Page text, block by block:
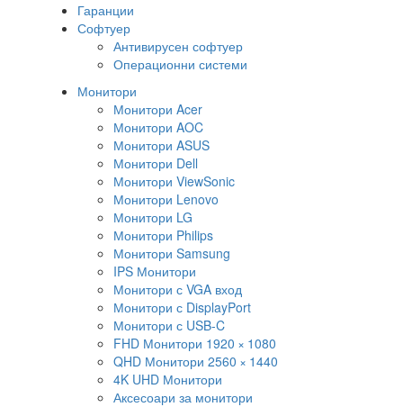
Гаранции
Софтуер
Антивирусен софтуер
Операционни системи
Монитори
Монитори Acer
Монитори AOC
Монитори ASUS
Монитори Dell
Монитори ViewSonic
Монитори Lenovo
Монитори LG
Монитори Philips
Монитори Samsung
IPS Монитори
Монитори с VGA вход
Монитори с DisplayPort
Монитори с USB-C
FHD Монитори 1920 × 1080
QHD Монитори 2560 × 1440
4K UHD Монитори
Аксесоари за монитори